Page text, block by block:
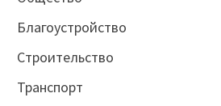
Благоустройство
Строительство
Транспорт